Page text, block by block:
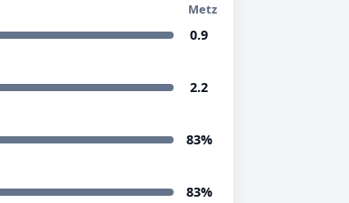
Metz
0.9
2.2
83%
83%